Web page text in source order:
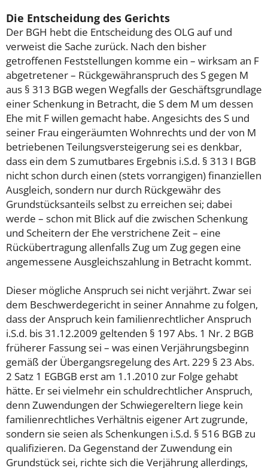
Die Entscheidung des Gerichts
Der BGH hebt die Entscheidung des OLG auf und
verweist die Sache zurück. Nach den bisher
getroffenen Feststellungen komme ein – wirksam an F
abgetretener – Rückgewähranspruch des S gegen M
aus § 313 BGB wegen Wegfalls der Geschäftsgrundlage
einer Schenkung in Betracht, die S dem M um dessen
Ehe mit F willen gemacht habe. Angesichts des S und
seiner Frau eingeräumten Wohnrechts und der von M
betriebenen Teilungsversteigerung sei es denkbar,
dass ein dem S zumutbares Ergebnis i.S.d. § 313 I BGB
nicht schon durch einen (stets vorrangigen) finanziellen
Ausgleich, sondern nur durch Rückgewähr des
Grundstücksanteils selbst zu erreichen sei; dabei
werde – schon mit Blick auf die zwischen Schenkung
und Scheitern der Ehe verstrichene Zeit – eine
Rückübertragung allenfalls Zug um Zug gegen eine
angemessene Ausgleichszahlung in Betracht kommt.
Dieser mögliche Anspruch sei nicht verjährt. Zwar sei
dem Beschwerdegericht in seiner Annahme zu folgen,
dass der Anspruch kein familienrechtlicher Anspruch
i.S.d. bis 31.12.2009 geltenden § 197 Abs. 1 Nr. 2 BGB
früherer Fassung sei – was einen Verjährungsbeginn
gemäß der Übergangsregelung des Art. 229 § 23 Abs.
2 Satz 1 EGBGB erst am 1.1.2010 zur Folge gehabt
hätte. Er sei vielmehr ein schuldrechtlicher Anspruch,
denn Zuwendungen der Schwiegereltern liege kein
familienrechtliches Verhältnis eigener Art zugrunde,
sondern sie seien als Schenkungen i.S.d. § 516 BGB zu
qualifizieren. Da Gegenstand der Zuwendung ein
Grundstück sei, richte sich die Verjährung allerdings,